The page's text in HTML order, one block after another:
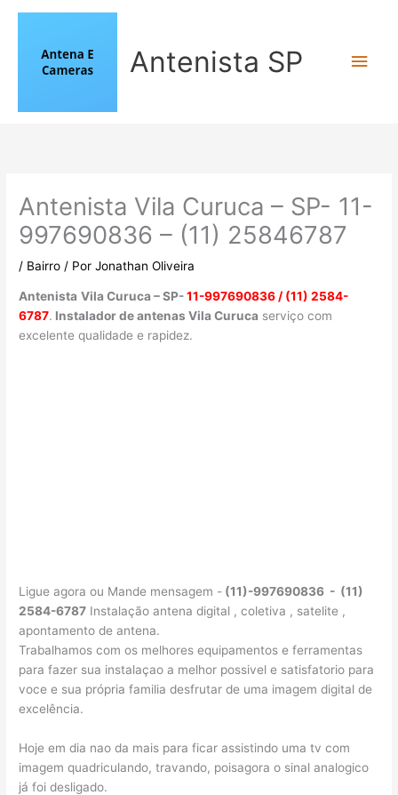
conteúdo
Antenista SP
Antenista Vila Curuca – SP- 11-
997690836 – (11) 25846787
/ Bairro / PorJonathan Oliveira
Antenista Vila Curuca – SP-11-997690836 / (11) 2584-
6787. Instalador de antenas Vila Curuca serviço com
excelente qualidade e rapidez.
Ligue agora ou Mande mensagem - (11)-997690836 - (11)
2584-6787 Instalação antena digital , coletiva , satelite ,
apontamento de antena.
Trabalhamos com os melhores equipamentos e ferramentas
para fazer sua instalaçao a melhor possivel e satisfatorio para
voce e sua própria familia desfrutar de uma imagem digital de
excelência.
Hoje em dia nao da mais para ficar assistindo uma tv com
imagem quadriculando, travando, poisagora o sinal analogico
já foi desligado.